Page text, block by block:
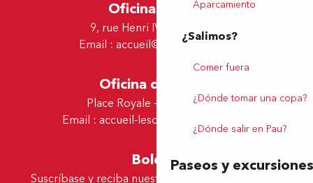
Aparcamiento
¿Salimos?
Comer fuera
¿Dónde tomar una copa?
¿Dónde salir en Pau?
Paseos y excursiones
Oficina de Pau
9, rue Henri IV - 64000 Pau
Email : accueil@tourismepau.fr
Oficina de Lescar
Place Royale - 64230 Lescar
Email : accueil-lescar@tourismepau.fr
Boletín
Suscríbase y reciba nuestras ofertas y noticias por